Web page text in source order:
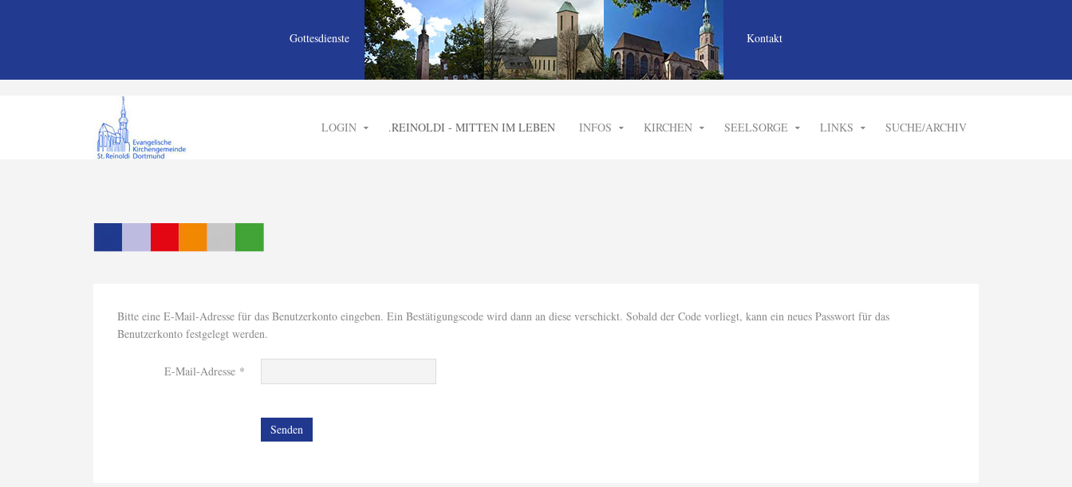
Gottesdienste Kontakt
LOGIN .REINOLDI - MITTEN IM LEBEN INFOS KIRCHEN SEELSORGE LINKS SUCHE/ARCHIV
Bitte eine E-Mail-Adresse für das Benutzerkonto eingeben. Ein Bestätigungscode wird dann an diese verschickt. Sobald der Code vorliegt, kann ein neues Passwort für das
Benutzerkonto festgelegt werden.
E-Mail-Adresse *
Senden